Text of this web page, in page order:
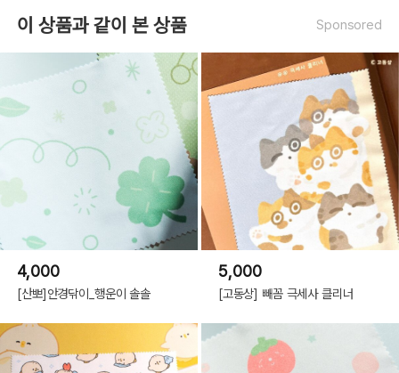
이 상품과 같이 본 상품 Sponsored
4,000
[산뽀]안경닦이_행운이 솔솔
5,000
[고동상] 빼꼼 극세사 클리너